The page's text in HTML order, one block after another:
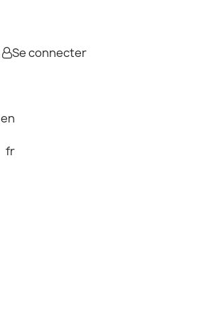
Se connecter
en
fr